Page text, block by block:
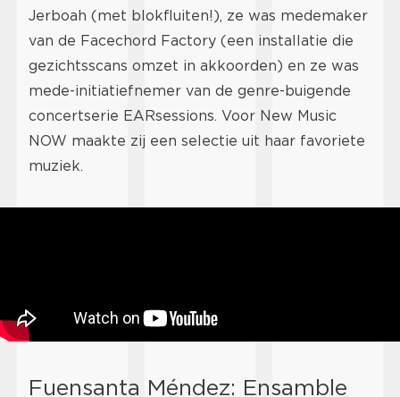
Jerboah (met blokfluiten!), ze was medemaker
van de Facechord Factory (een installatie die
gezichtsscans omzet in akkoorden) en ze was
mede-initiatiefnemer van de genre-buigende
concertserie EARsessions. Voor New Music
NOW maakte zij een selectie uit haar favoriete
muziek.
Fuensanta Méndez: Ensamble